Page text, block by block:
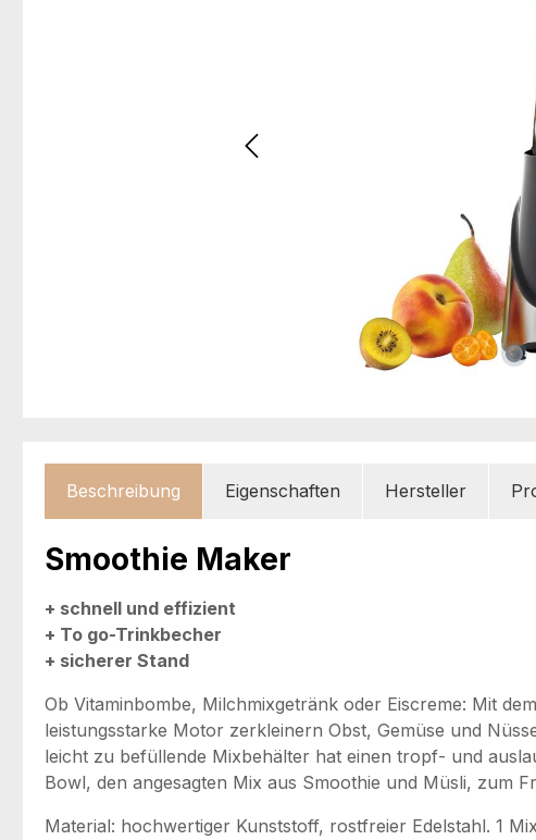
Beschreibung Eigenschaften Hersteller
Smoothie Maker
+ schnell und effizient
+ To go-Trinkbecher
+ sicherer Stand
Ob Vitaminbombe, Milchmixgetränk oder Eiscreme: Mit
leistungsstarke Motor zerkleinern Obst, Gemüse und
leicht zu befüllende Mixbehälter hat einen tropf- und
Bowl, den angesagten Mix aus Smoothie und Müsli, zum
Material: hochwertiger Kunststoff, rostfreier Edelstahl. 1